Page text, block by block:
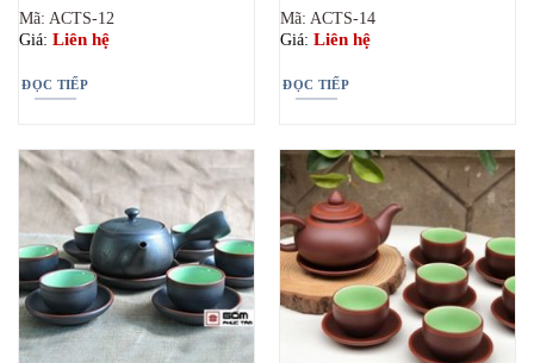
Mã: ACTS-12
Giá: Liên hệ
ĐỌC TIẾP
Mã: ACTS-14
Giá: Liên hệ
ĐỌC TIẾP